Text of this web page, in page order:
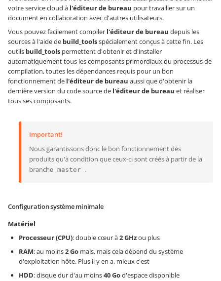
votre service cloud à l'éditeur de bureau pour travailler sur un
document en collaboration avec d'autres utilisateurs.
Vous pouvez facilement compiler l'éditeur de bureau depuis les
sources à l'aide de build_toolsspécialement conçus à cette fin. Les
outils build_tools permettent d'obtenir et d'installer
automatiquement tous les composants primordiaux du processus de
compilation, toutes les dépendances requis pour un bon
fonctionnement de l'éditeur de bureau aussi que d'obtenir la
dernière version du code source de l'éditeur de bureau et réaliser
tous ses composants.
Important!
Nous garantissons donc le bon fonctionnement des
produits qu'à condition que ceux-ci sont créés à partir de la
branche master .
Configuration système minimale
Matériel
Processeur (CPU): double cœur à2 GHzou plus
RAM: au moins2 Go mais, mais cela dépend du système
d'exploitation hôte. Plus il y en a, mieux c'est
HDD: disque dur d'au moins40 God'espace disponible